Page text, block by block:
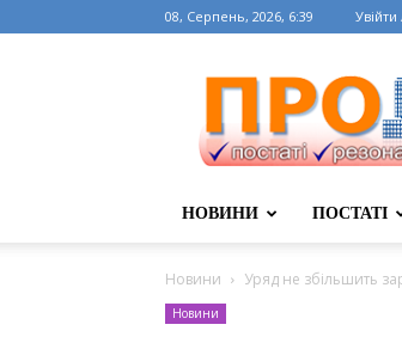
08, Серпень, 2026, 6:39
НОВИНИ ПОСТАТІ
Новини Уряд не збільшить
Новини